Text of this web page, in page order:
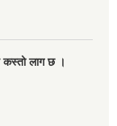
कस्तो लाग छ ।